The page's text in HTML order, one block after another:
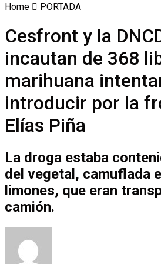
Home PORTADA
Cesfront y la
incautan de 368
marihuana
introducir por la
Elías Piña
La droga estaba
del vegetal, camuflada
limones, que eran
camión.